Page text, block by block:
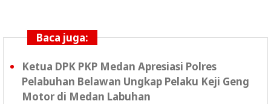
Baca juga:
Ketua DPK PKP Medan Apresiasi Polres
Pelabuhan Belawan Ungkap Pelaku Keji Geng
Motor di Medan Labuhan